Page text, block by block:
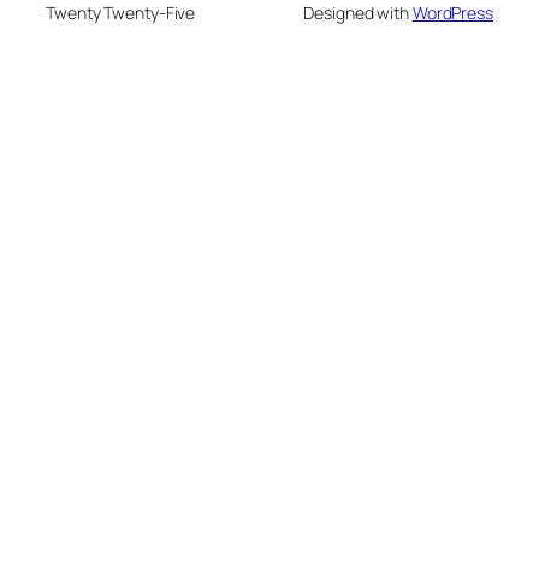
Twenty Twenty-Five Designed withWordPress